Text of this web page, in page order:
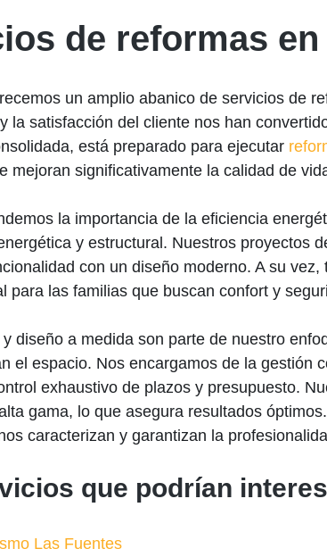
de reformas
un amplio abanico de servicios de
la satisfacción del cliente nos han
está preparado para ejecutar
mejoran significativamente la calidad de
la importancia de la eficiencia
y estructural. Nuestros proyectos
con un diseño moderno. A su
para las familias que buscan confort y
y diseño a medida son parte de nuestro
el espacio. Nos encargamos de la gestión
exhaustivo de plazos y presupuesto.
gama, lo que asegura resultados
caracterizan y garantizan la
que podrían
Las Fuentes